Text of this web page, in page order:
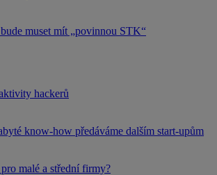
muset mít „povinnou STK“
hackerů
know-how předáváme dalším start-upům
malé a střední firmy?